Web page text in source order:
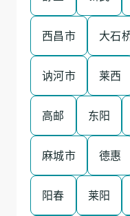
西昌市 大石
讷河市 莱西
高邮 东阳
麻城市 德惠
阳春 莱阳